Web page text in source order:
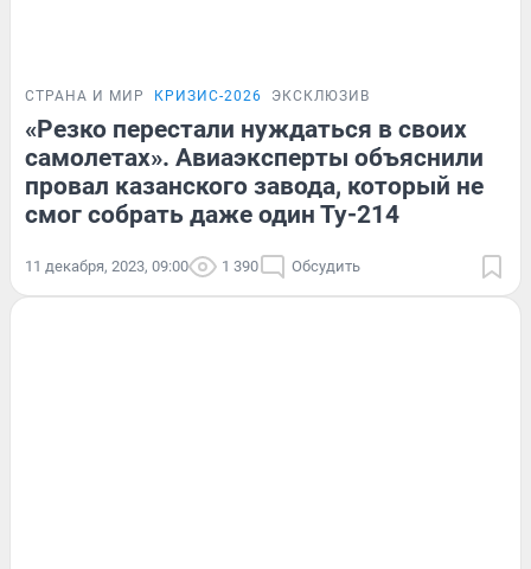
СТРАНА И МИР КРИЗИС-2026 ЭКСКЛЮЗИВ
«Резко перестали нуждаться в своих
самолетах». Авиаэксперты объяснили
провал казанского завода, который не
смог собрать даже один Ту-214
11 декабря, 2023, 09:00 1 390 Обсудить